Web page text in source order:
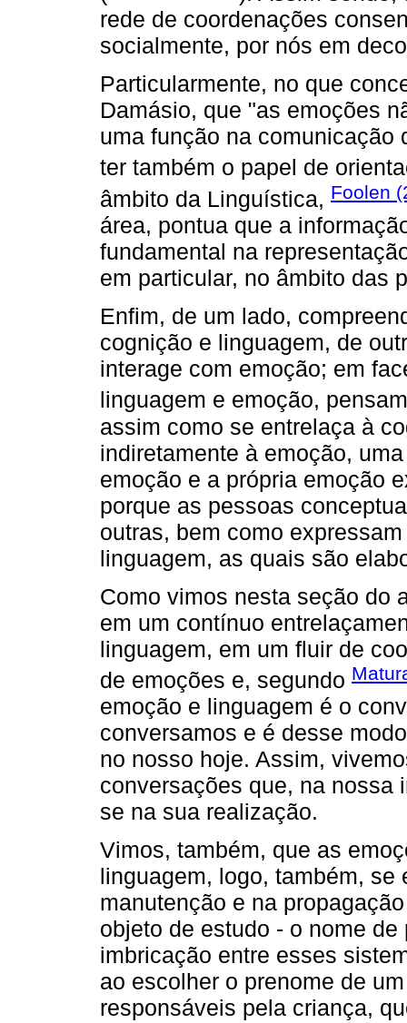
rede de coordenações
socialmente, por nós em
Particularmente, no que
Damásio, que "as emoções
uma função na comunicação
ter também o papel de
âmbito da Linguística, Foolen
área, pontua que a
fundamental na
em particular, no âmbito das
Enfim, de um lado,
cognição e linguagem, de
interage com emoção; em
linguagem e emoção,
assim como se entrelaça à
indiretamente à emoção,
emoção e a própria emoção
porque as pessoas
outras, bem como
linguagem, as quais são
Como vimos nesta seção do
em um contínuo
linguagem, em um fluir de
de emoções e, segundo
emoção e linguagem é o
conversamos e é desse
no nosso hoje. Assim,
conversações que, na nossa
se na sua realização.
Vimos, também, que as
linguagem, logo, também, se
manutenção e na
objeto de estudo - o nome
imbricação entre esses
ao escolher o prenome de
responsáveis pela criança,